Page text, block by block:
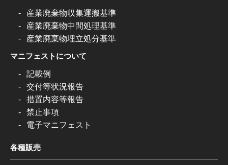
産業廃棄物収集運搬基準
産業廃棄物中間処理基準
産業廃棄物埋立処分基準
マニフェストについて
記載例
交付等状況報告
措置内容等報告
禁止事項
電子マニフェスト
各種販売